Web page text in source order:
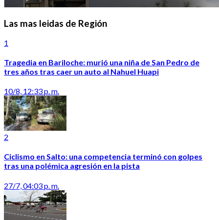
Las mas leidas de Región
1
Tragedia en Bariloche: murió una niña de San Pedro de
tres años tras caer un auto al Nahuel Huapi
10/8, 12:33 p. m.
2
Ciclismo en Salto: una competencia terminó con golpes
tras una polémica agresión en la pista
27/7, 04:03 p. m.